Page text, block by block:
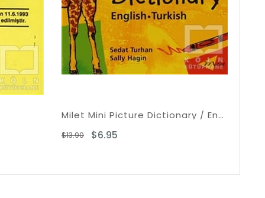
Milet Mini Picture Dictionary / English-Turkish
$31.55
Ciltli